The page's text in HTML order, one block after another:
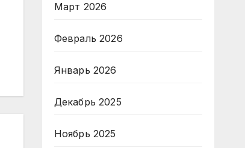
Март 2026
Февраль 2026
Январь 2026
Декабрь 2025
Ноябрь 2025